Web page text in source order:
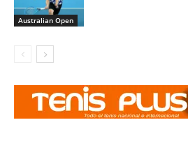
Australian Open